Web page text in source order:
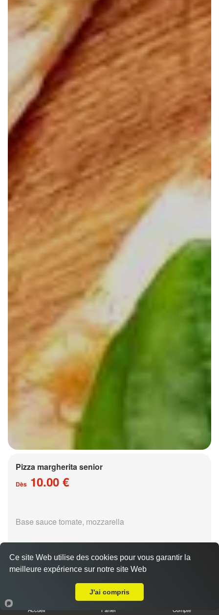
Pizza margherita senior
Dès 10.00 €
Base sauce tomate, mozzarella
15.00 €
Accueil Panier Compte
Ce site Web utilise des cookies pour vous garantir la
meilleure expérience sur notre site Web
J'ai compris